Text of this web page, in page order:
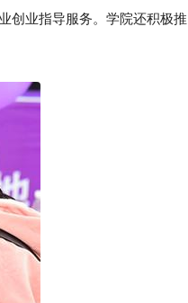
创业指导服务。学院还积极推